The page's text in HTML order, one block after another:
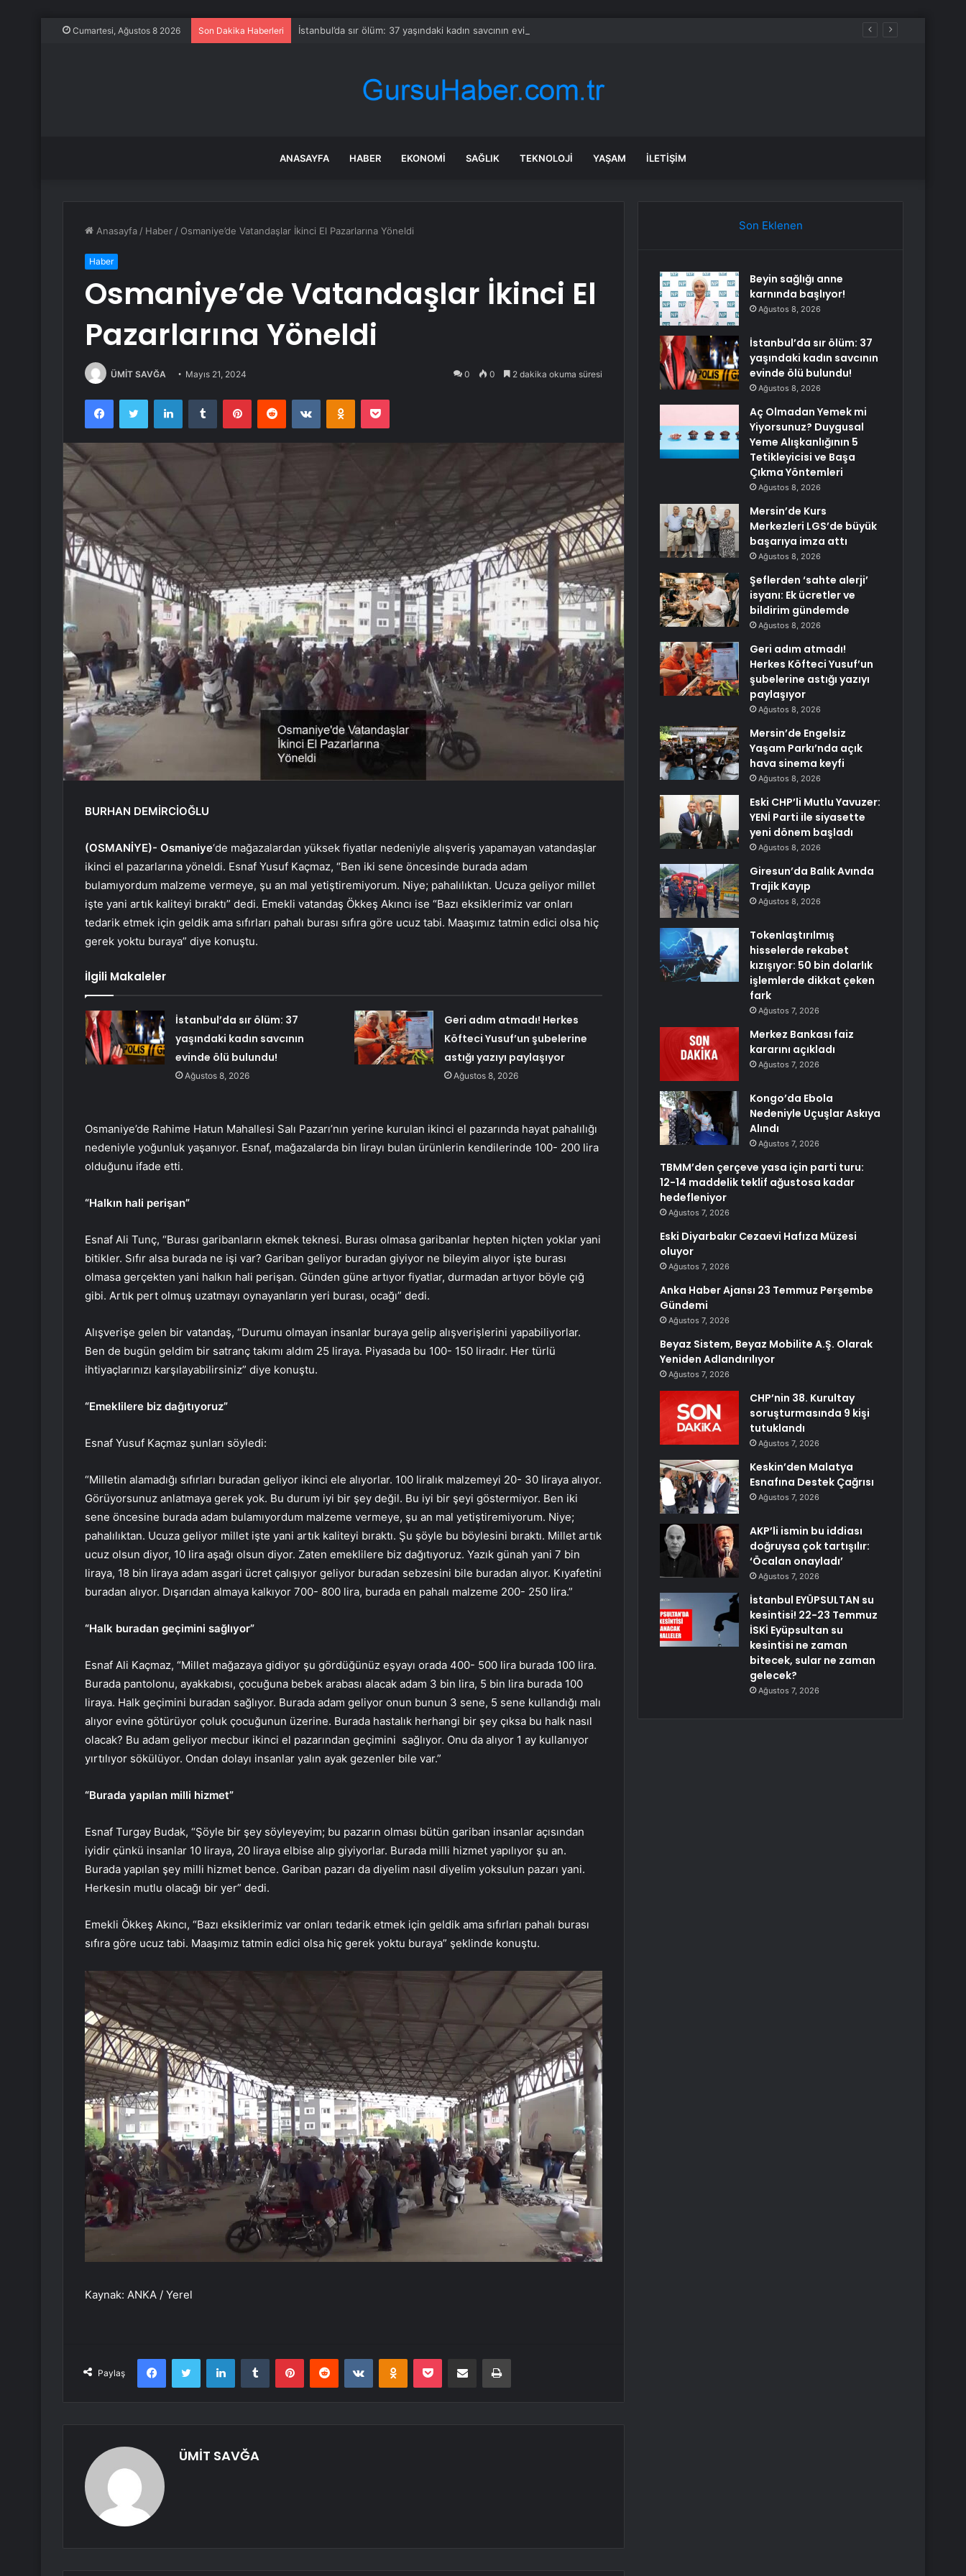
Cumartesi, Ağustos 8 2026 Son Dakika Haberleri İstanbul’da sır ölüm: 37 yaşındaki kadın savcının evinde ölü bulundu!
ANASAYFA HABER EKONOMI SAĞLIK TEKNOLOJI YAŞAM İLETIŞIM
Anasayfa / Haber / Osmaniye’de Vatandaşlar İkinci El Pazarlarına Yöneldi
Haber
Osmaniye’de Vatandaşlar İkinci El
Pazarlarına Yöneldi
ÜMİT SAVĞA Mayıs 21, 2024 0 0 2 dakika okuma süresi
FacebookTwitter LinkedInTumblr PinterestReddit VKontakteOdnoklassniki
Pocket
BURHAN DEMİRCİOĞLU
(OSMANİYE)- Osmaniye‘de mağazalardan yüksek fiyatlar nedeniyle alışveriş yapamayan vatandaşlar
ikinci el pazarlarına yöneldi. Esnaf Yusuf Kaçmaz, “Ben iki sene öncesinde burada adam
bulamıyordum malzeme vermeye, şu an mal yetiştiremiyorum. Niye; pahalılıktan. Ucuza geliyor millet
işte yani artık kaliteyi bıraktı” dedi. Emekli vatandaş Ökkeş Akıncı ise “Bazı eksiklerimiz var onları
tedarik etmek için geldik ama sıfırları pahalı burası sıfıra göre ucuz tabi. Maaşımız tatmin edici olsa hiç
gerek yoktu buraya” diye konuştu.
İlgili Makaleler
İstanbul’da sır ölüm: 37
yaşındaki kadın savcının
evinde ölü bulundu!
Ağustos 8, 2026
Geri adım atmadı! Herkes
Köfteci Yusuf’un şubelerine
astığı yazıyı paylaşıyor
Ağustos 8, 2026
Osmaniye’de Rahime Hatun Mahallesi Salı Pazarı’nın yerine kurulan ikinci el pazarında hayat pahalılığı
nedeniyle yoğunluk yaşanıyor. Esnaf, mağazalarda bin lirayı bulan ürünlerin kendilerinde 100- 200 lira
olduğunu ifade etti.
“Halkın hali perişan”
Esnaf Ali Tunç, “Burası garibanların ekmek teknesi. Burası olmasa garibanlar hepten hiçten yoklar yani
bitikler. Sıfır alsa burada ne işi var? Gariban geliyor buradan giyiyor ne bileyim alıyor işte burası
olmasa gerçekten yani halkın hali perişan. Günden güne artıyor fiyatlar, durmadan artıyor böyle çığ
gibi. Artık pert olmuş uzatmayı oynayanların yeri burası, ocağı” dedi.
Alışverişe gelen bir vatandaş, “Durumu olmayan insanlar buraya gelip alışverişlerini yapabiliyorlar.
Ben de bugün geldim bir satranç takımı aldım 25 liraya. Piyasada bu 100- 150 liradır. Her türlü
ihtiyaçlarınızı karşılayabilirsiniz” diye konuştu.
“Emeklilere biz dağıtıyoruz”
Esnaf Yusuf Kaçmaz şunları söyledi:
“Milletin alamadığı sıfırları buradan geliyor ikinci ele alıyorlar. 100 liralık malzemeyi 20- 30 liraya alıyor.
Görüyorsunuz anlatmaya gerek yok. Bu durum iyi bir şey değil. Bu iyi bir şeyi göstermiyor. Ben iki
sene öncesine burada adam bulamıyordum malzeme vermeye, şu an mal yetiştiremiyorum. Niye;
pahalılıktan. Ucuza geliyor millet işte yani artık kaliteyi bıraktı. Şu şöyle bu böylesini bıraktı. Millet artık
ucuz olsun diyor, 10 lira aşağı olsun diyor. Zaten emeklilere biz dağıtıyoruz. Yazık günah yani 7 bin
liraya, 18 bin liraya adam asgari ücret çalışıyor geliyor buradan sebzesini bile buradan alıyor. Kıyafetini
buradan alıyor. Dışarıdan almaya kalkıyor 700- 800 lira, burada en pahalı malzeme 200- 250 lira.”
“Halk buradan geçimini sağlıyor”
Esnaf Ali Kaçmaz, “Millet mağazaya gidiyor şu gördüğünüz eşyayı orada 400- 500 lira burada 100 lira.
Burada pantolonu, ayakkabısı, çocuğuna bebek arabası alacak adam 3 bin lira, 5 bin lira burada 100
liraya. Halk geçimini buradan sağlıyor. Burada adam geliyor onun bunun 3 sene, 5 sene kullandığı malı
alıyor evine götürüyor çoluk çocuğunun üzerine. Burada hastalık herhangi bir şey çıksa bu halk nasıl
olacak? Bu adam geliyor mecbur ikinci el pazarından geçimini sağlıyor. Onu da alıyor 1 ay kullanıyor
yırtılıyor sökülüyor. Ondan dolayı insanlar yalın ayak gezenler bile var.”
“Burada yapılan milli hizmet”
Esnaf Turgay Budak, “Şöyle bir şey söyleyeyim; bu pazarın olması bütün gariban insanlar açısından
iyidir çünkü insanlar 10 liraya, 20 liraya elbise alıp giyiyorlar. Burada milli hizmet yapılıyor şu an.
Burada yapılan şey milli hizmet bence. Gariban pazarı da diyelim nasıl diyelim yoksulun pazarı yani.
Herkesin mutlu olacağı bir yer” dedi.
Emekli Ökkeş Akıncı, “Bazı eksiklerimiz var onları tedarik etmek için geldik ama sıfırları pahalı burası
sıfıra göre ucuz tabi. Maaşımız tatmin edici olsa hiç gerek yoktu buraya” şeklinde konuştu.
Kaynak: ANKA / Yerel
Paylaş
FacebookTwitter LinkedInTumblr PinterestReddit VKontakteOdnoklassniki
Pocket E-Posta ile paylaş Yazdır
ÜMİT SAVĞA
Son Eklenen
Beyin sağlığı anne
karnında başlıyor!
Ağustos 8, 2026
İstanbul’da sır ölüm: 37
yaşındaki kadın savcının
evinde ölü bulundu!
Ağustos 8, 2026
Aç Olmadan Yemek mi
Yiyorsunuz? Duygusal
Yeme Alışkanlığının 5
Tetikleyicisi ve Başa
Çıkma Yöntemleri
Ağustos 8, 2026
Mersin’de Kurs
Merkezleri LGS’de büyük
başarıya imza attı
Ağustos 8, 2026
Şeflerden ‘sahte alerji’
isyanı: Ek ücretler ve
bildirim gündemde
Ağustos 8, 2026
Geri adım atmadı!
Herkes Köfteci Yusuf’un
şubelerine astığı yazıyı
paylaşıyor
Ağustos 8, 2026
Mersin’de Engelsiz
Yaşam Parkı’nda açık
hava sinema keyfi
Ağustos 8, 2026
Eski CHP’li Mutlu Yavuzer:
YENİ Parti ile siyasette
yeni dönem başladı
Ağustos 8, 2026
Giresun’da Balık Avında
Trajik Kayıp
Ağustos 8, 2026
Tokenlaştırılmış
hisselerde rekabet
kızışıyor: 50 bin dolarlık
işlemlerde dikkat çeken
fark
Ağustos 7, 2026
Merkez Bankası faiz
kararını açıkladı
Ağustos 7, 2026
Kongo’da Ebola
Nedeniyle Uçuşlar Askıya
Alındı
Ağustos 7, 2026
TBMM’den çerçeve yasa için parti turu:
12-14 maddelik teklif ağustosa kadar
hedefleniyor
Ağustos 7, 2026
Eski Diyarbakır Cezaevi Hafıza Müzesi
oluyor
Ağustos 7, 2026
Anka Haber Ajansı 23 Temmuz Perşembe
Gündemi
Ağustos 7, 2026
Beyaz Sistem, Beyaz Mobilite A.Ş. Olarak
Yeniden Adlandırılıyor
Ağustos 7, 2026
CHP’nin 38. Kurultay
soruşturmasında 9 kişi
tutuklandı
Ağustos 7, 2026
Keskin’den Malatya
Esnafına Destek Çağrısı
Ağustos 7, 2026
AKP’li ismin bu iddiası
doğruysa çok tartışılır:
‘Öcalan onayladı’
Ağustos 7, 2026
İstanbul EYÜPSULTAN su
kesintisi! 22-23 Temmuz
İSKİ Eyüpsultan su
kesintisi ne zaman
bitecek, sular ne zaman
gelecek?
Ağustos 7, 2026